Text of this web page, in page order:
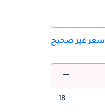
سعر غير صحيح
18